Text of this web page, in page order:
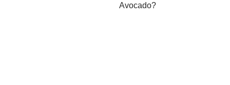
Avocado?